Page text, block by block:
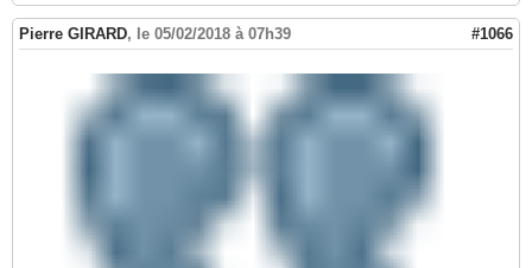
Pierre GIRARD, le 05/02/2018 à 07h39 #1066